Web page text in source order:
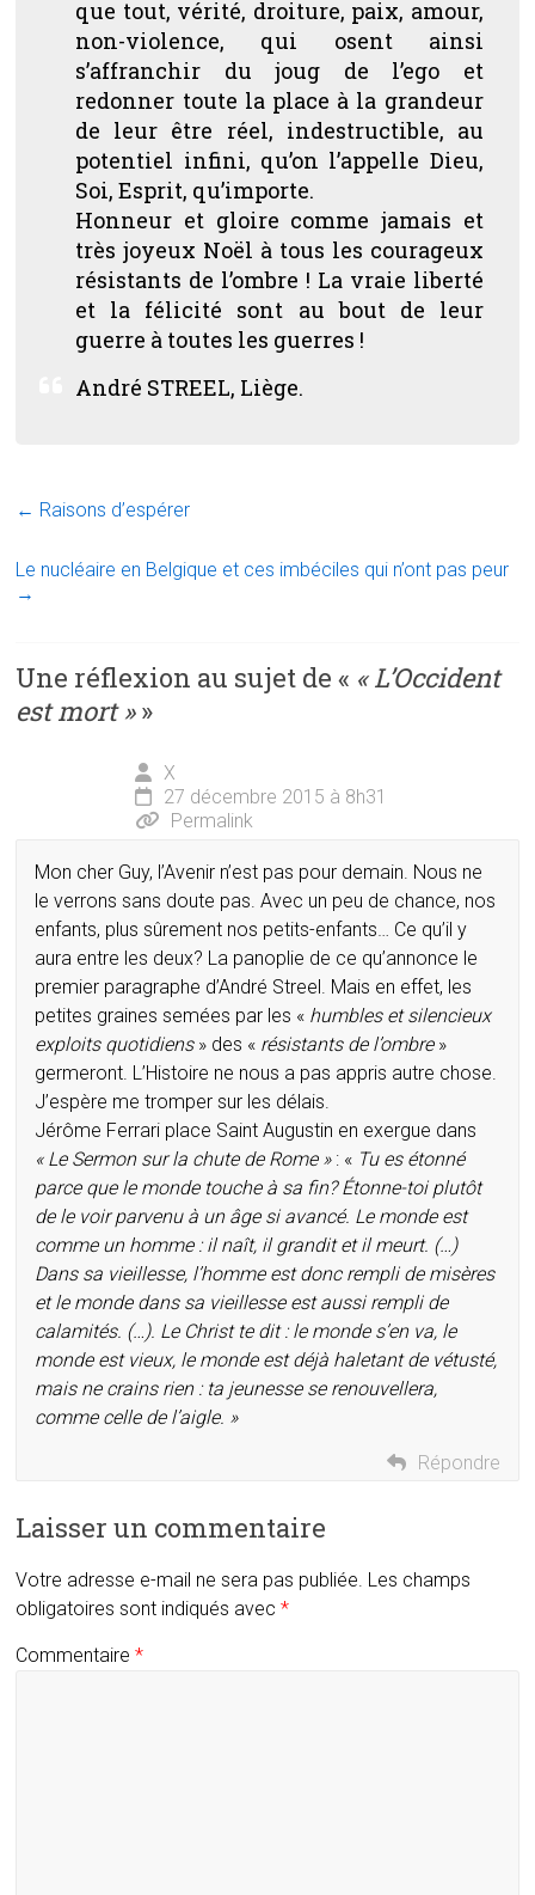
que tout, vérité, droiture, paix, amour,
non-violence, qui osent ainsi
s’affranchir du joug de l’ego et
redonner toute la place à la grandeur
de leur être réel, indestructible, au
potentiel infini, qu’on l’appelle Dieu,
Soi, Esprit, qu’importe.
Honneur et gloire comme jamais et
très joyeux Noël à tous les courageux
résistants de l’ombre ! La vraie liberté
et la félicité sont au bout de leur
guerre à toutes les guerres !
André STREEL, Liège.
← Raisons d’espérer
Le nucléaire en Belgique et ces imbéciles qui n’ont pas peur
→
Une réflexion au sujet de « « L’Occident
est mort »»
X
27 décembre 2015 à 8h31
Permalink
Mon cher Guy, l’Avenir n’est pas pour demain. Nous ne
le verrons sans doute pas. Avec un peu de chance, nos
enfants, plus sûrement nos petits-enfants… Ce qu’il y
aura entre les deux? La panoplie de ce qu’annonce le
premier paragraphe d’André Streel. Mais en effet, les
petites graines semées par les « humbles et silencieux
exploits quotidiens» des « résistants de l’ombre»
germeront. L’Histoire ne nous a pas appris autre chose.
J’espère me tromper sur les délais.
Jérôme Ferrari place Saint Augustin en exergue dans
« Le Sermon sur la chute de Rome »: « Tu es étonné
parce que le monde touche à sa fin? Étonne-toi plutôt
de le voir parvenu à un âge si avancé. Le monde est
comme un homme : il naît, il grandit et il meurt. (…)
Dans sa vieillesse, l’homme est donc rempli de misères
et le monde dans sa vieillesse est aussi rempli de
calamités. (…). Le Christ te dit : le monde s’en va, le
monde est vieux, le monde est déjà haletant de vétusté,
mais ne crains rien : ta jeunesse se renouvellera,
comme celle de l’aigle. »
Répondre
Laisser un commentaire
Votre adresse e-mail ne sera pas publiée. Les champs
obligatoires sont indiqués avec*
Commentaire*